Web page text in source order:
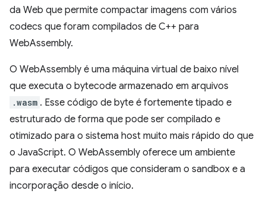
da Web que permite compactar imagens com vários
codecs que foram compilados de C++ para
WebAssembly.
O WebAssembly é uma máquina virtual de baixo nível
que executa o bytecode armazenado em arquivos
.wasm . Esse código de byte é fortemente tipado e
estruturado de forma que pode ser compilado e
otimizado para o sistema host muito mais rápido do que
o JavaScript. O WebAssembly oferece um ambiente
para executar códigos que consideram o sandbox e a
incorporação desde o início.